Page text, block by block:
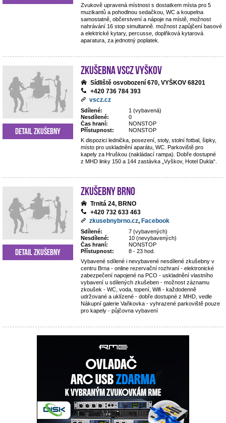
Zvukově upravená místnost s dostatkem místa pro 5
muzikantů a pohodlnou sedačkou, WC a koupelna
samostatně, občerstvení a nápoje na místě, možnost
nahrávání 16 stop simultanně. možnost zapůjčení basové
a elektrické kytary, percusse, doplňková kytarová
aparatura, za jednotný poplatek.
Zkušebna VSCZ Vyškov
Sídliště osvobození 670, VYŠKOV 68201
+420 736 784 393
vscz.cz
Sdílené:
1 (vybavená)
Nesdílené:
0
Čas hraní:
NONSTOP
Přístupnost:
NONSTOP
K dispozici lednička, posezení, stoly, stolní fotbal, šipky,
místo pro uskladnění aparátu, WC. Parkoviště pro
kapely za Hruškou (nakládací rampa). Dobře dostupné
z MHD linky 150 a 144 zastávka „Vyškov, Hotel Dukla“.
Detail zkušebny
Zkušebny Brno
Trnitá 24, BRNO
+420 732 633 463
zkusebnybrno.cz, Facebook
Sdílené:
7 (vybavených)
Nesdílené:
10 (nevybavených)
Čas hraní:
NONSTOP
Přístupnost:
8 - 23 hod.
Vybavené sdílené i nevybavené nesdílené zkušebny v
centru Brna - online rezervační rozhraní - elektronické
zabezpečení napojené na PCO - uskladnění vlastního
vybavení u sdílených zkušeben - možnost záznamu
zkoušek - WC, voda, topení, Wifi - každodenně
udržované a uklízené - dobře dostupné z MHD, vedle
Nákupní galerie Vaňkovka - vyhrazené parkoviště pouze
pro kapely - půjčovna vybavení
Detail zkušebny